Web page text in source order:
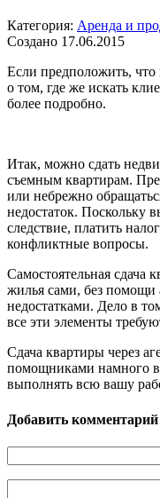
Категория: Аренда и
Создано 17.06.2015
Если предположить, что
о том, где же искать
более подробно.
Итак, можно сдать
съемным квартирам.
или небрежно
недостаток. Поскольку
следствие, платить
конфликтные вопросы.
Самостоятельная сдача
жилья сами, без помощи
недостатками. Дело в
все эти элементы
Сдача квартиры через
помощниками намного
выполнять всю вашу
Добавить комментарий